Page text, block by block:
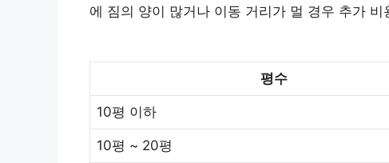
에 짐의 양이 많거나 이동 거리가 멀 경우 추가
평수
10평 이하
10평 ~ 20평